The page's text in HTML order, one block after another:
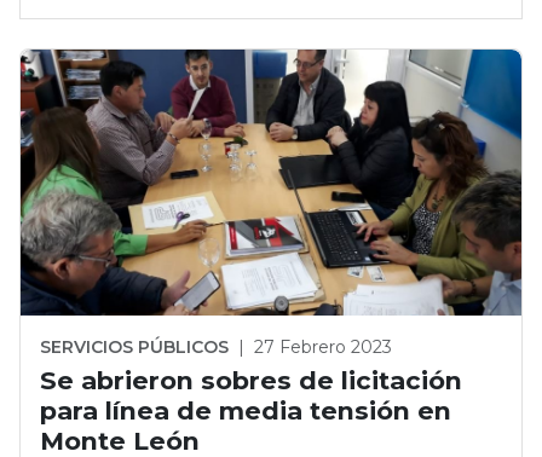
SERVICIOS PÚBLICOS | 27 Febrero 2023
Se abrieron sobres de licitación
para línea de media tensión en
Monte León